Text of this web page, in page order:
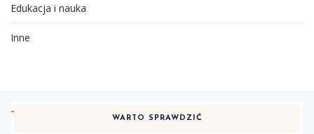
Edukacja i nauka
Inne
WARTO SPRAWDZIĆ